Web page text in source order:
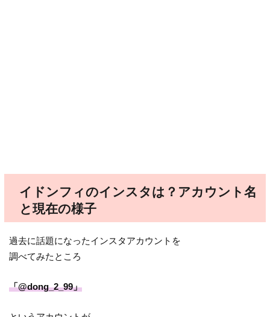
イドンフィのインスタは？アカウント名
と現在の様子
過去に話題になったインスタアカウントを
調べてみたところ
「@dong_2_99」